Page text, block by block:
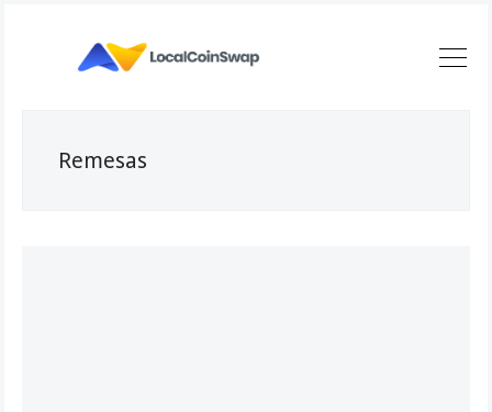
Remesas